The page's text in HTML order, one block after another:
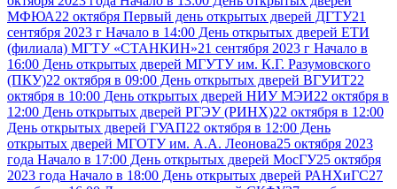
МФЮА22 октября Первый день открытых дверей ДГТУ21
сентября 2023 г Начало в 14:00 День открытых дверей ЕТИ
(филиала) МГТУ «СТАНКИН»21 сентября 2023 г Начало в
16:00 День открытых дверей МГУТУ им. К.Г. Разумовского
(ПКУ)22 октября в 09:00 День открытых дверей ВГУИТ22
октября в 10:00 День открытых дверей НИУ МЭИ22 октября в
12:00 День открытых дверей РГЭУ (РИНХ)22 октября в 12:00
День открытых дверей ГУАП22 октября в 12:00 День
открытых дверей МГОТУ им. А.А. Леонова25 октября 2023
года Начало в 17:00 День открытых дверей МосГУ25 октября
2023 года Начало в 18:00 День открытых дверей РАНХиГС27